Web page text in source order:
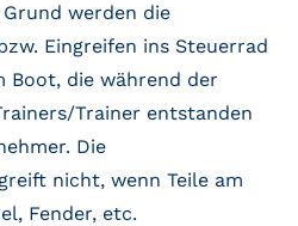
werden die
Eingreifen ins Steuerrad
Boot, die während der
Trainer entstanden
Die
nicht, wenn Teile am
Fender, etc.